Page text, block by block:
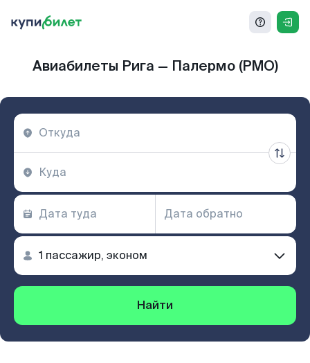
Авиабилеты Рига — Палермо (PMO)
Найти